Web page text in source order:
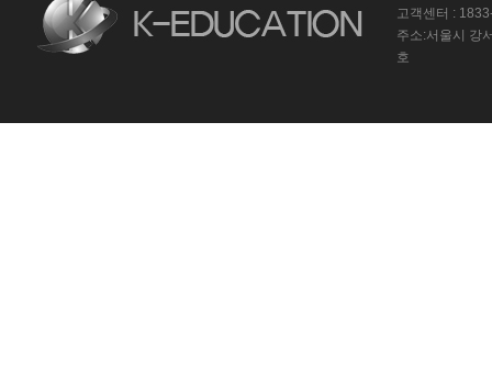
고객센터 :
주소:서울시 강
호